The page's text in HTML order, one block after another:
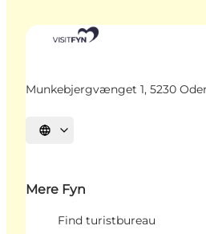
Munkebjergvænget 1, 5230
Vælg sprog
Mere Fyn
Find turistbureau